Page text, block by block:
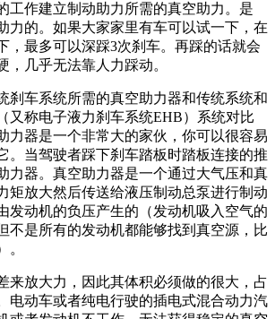
工作建立制动助力所需的真空助力。是
力的。如果大家家里有车可以试一下，在
，最多可以深踩3次刹车。再踩的话就会
，几乎无法靠人力踩动。
车系统所需的真空助力器和传统系统和
又称电子液力刹车系统EHB）系统对比
力器是一个非常大的家伙，你可以很容易
。当驾驶者踩下刹车踏板时踏板连接的推
力器。真空助力器是一个通过大气压和真
矩放大然后传送给液压制动总泵进行制动
发动机的负压产生的（发动机吸入空气的
不是所有的发动机都能够找到真空源，比
。
放大力，因此其体积必须做的很大，占
电动车或者纯电行驶的插电式混合动力汽